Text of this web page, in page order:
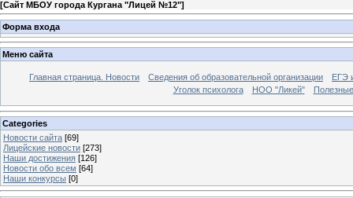
[Сайт МБОУ города Кургана "Лицей №12"]
Форма входа
Меню сайта
Главная страница. Новости Сведения об образовательной организации
ЕГЭ
Уголок психолога
НОО "Ликей"
Categories
Новости сайта [69]
Лицейские новости [273]
Наши достижения [126]
Новости обо всем [64]
Наши конкурсы [0]